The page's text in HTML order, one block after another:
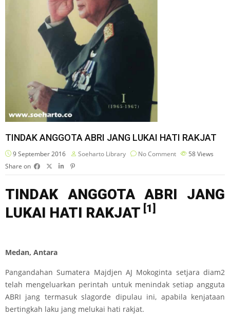
TINDAK ANGGOTA ABRI JANG LUKAI HATI RAKJAT
9 September 2016 Soeharto Library No Comment 58Views
Share on
TINDAK ANGGOTA ABRI JANG
LUKAI HATI RAKJAT [1]
Medan, Antara
Pangandahan Sumatera Majdjen AJ Mokoginta setjara diam2
telah mengeluarkan perintah untuk menindak setiap angguta
ABRI jang termasuk slagorde dipulau ini, apabila kenjataan
bertingkah laku jang melukai hati rakjat.